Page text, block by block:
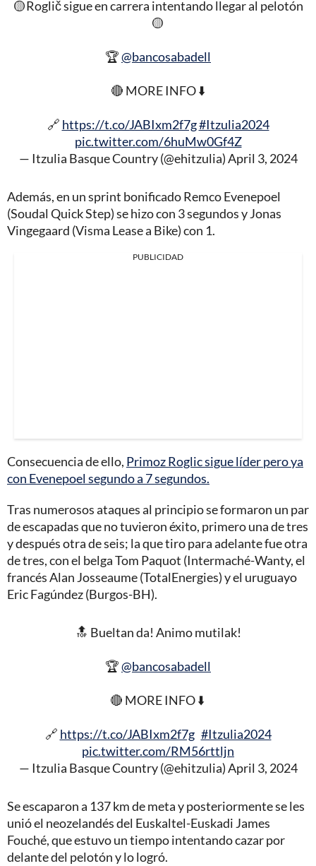
🟡Roglič sigue en carrera intentando llegar al pelotón
🟡
🏆@bancosabadell
🔴 MORE INFO ⬇️
🔗 https://t.co/JABIxm2f7g#Itzulia2024
pic.twitter.com/6huMw0Gf4Z
— Itzulia Basque Country (@ehitzulia)April 3, 2024
Además, en un sprint bonificado Remco Evenepoel
(Soudal Quick Step) se hizo con 3 segundos y Jonas
Vingegaard (Visma Lease a Bike) con 1.
PUBLICIDAD
Consecuencia de ello, Primoz Roglic sigue líder pero ya
con Evenepoel segundo a 7 segundos.
Tras numerosos ataques al principio se formaron un par
de escapadas que no tuvieron éxito, primero una de tres
y después otra de seis; la que tiro para adelante fue otra
de tres, con el belga Tom Paquot (Intermaché-Wanty, el
francés Alan Josseaume (TotalEnergies) y el uruguayo
Eric Fagúndez (Burgos-BH).
🔝 Bueltan da! Animo mutilak!
🏆@bancosabadell
🔴 MORE INFO ⬇️
🔗 https://t.co/JABIxm2f7g #Itzulia2024
pic.twitter.com/RM56rttljn
— Itzulia Basque Country (@ehitzulia)April 3, 2024
Se escaparon a 137 km de meta y posteriormente se les
unió el neozelandés del Euskaltel-Euskadi James
Fouché, que estuvo un tiempo intentando cazar por
delante del pelotón y lo logró.